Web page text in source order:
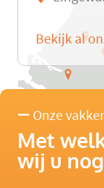
Bekijk al
Onze
Met
wij u